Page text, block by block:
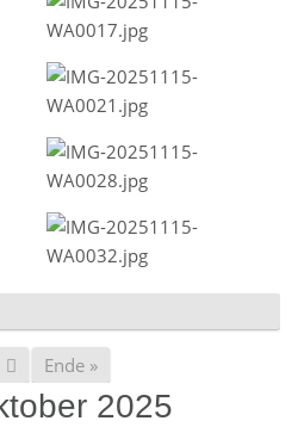
Ende »
2025